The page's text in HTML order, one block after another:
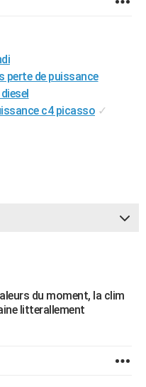
perte de puissance
c4 picasso ✓
du moment, la clim
litterallement